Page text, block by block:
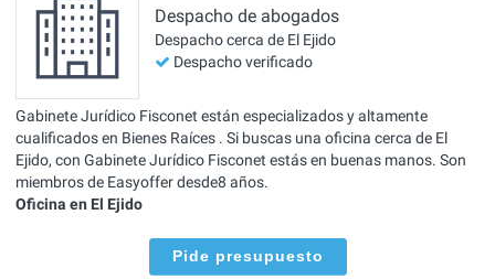
Despacho de abogados
Despacho cerca de El Ejido
Despacho verificado
Gabinete Jurídico Fisconet están especializados y altamente
cualificados en Bienes Raíces . Si buscas una oficina cerca de El
Ejido, con Gabinete Jurídico Fisconet estás en buenas manos. Son
miembros de Easyoffer desde8 años.
Oficina en El Ejido
Pide presupuesto